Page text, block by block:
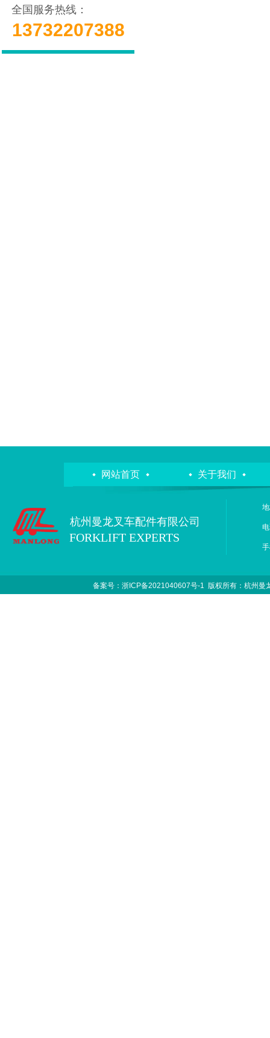
全国服务热线：
13732207388
网站首页 关于我们
备案号：浙ICP备2021040607号-1 版权所有：杭州曼
FORKLIFT EXPERTS
杭州曼龙叉车配件有限公司